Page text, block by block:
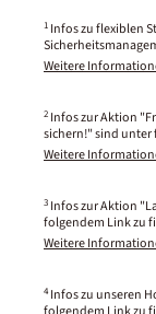
1 Infos zu flexiblen
Weitere
2 Infos zur Aktion
sichern!" sind
Weitere
3 Infos zur Aktion
folgendem Link zu
Weitere
4 Infos zu unseren